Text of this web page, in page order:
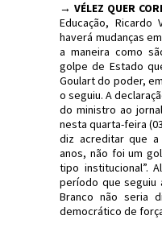
→ VÉLEZ QUER
Educação, Ricardo
haverá mudanças
a maneira como
golpe de Estado
Goulart do poder,
o seguiu. A
do ministro ao
nesta quarta-feira
diz acreditar que a
anos, não foi um
tipo institucional”.
período que seguiu
Branco não seria
democrático de